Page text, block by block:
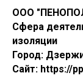
ООО
Сфера
изоляции
Город:
Сайт: https://